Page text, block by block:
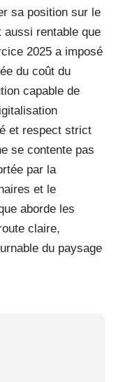
sa position sur le
aussi rentable que
2025 a imposé
du coût du
capable de
et respect strict
se contente pas
par la
et le
aborde les
claire,
du paysage